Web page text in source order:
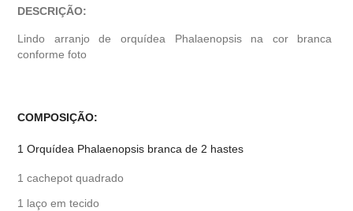
DESCRIÇÃO:
Lindo arranjo de orquídea Phalaenopsis na cor branca
conforme foto
COMPOSIÇÃO:
1 Orquídea Phalaenopsis branca de 2 hastes
1 cachepot quadrado
1 laço em tecido